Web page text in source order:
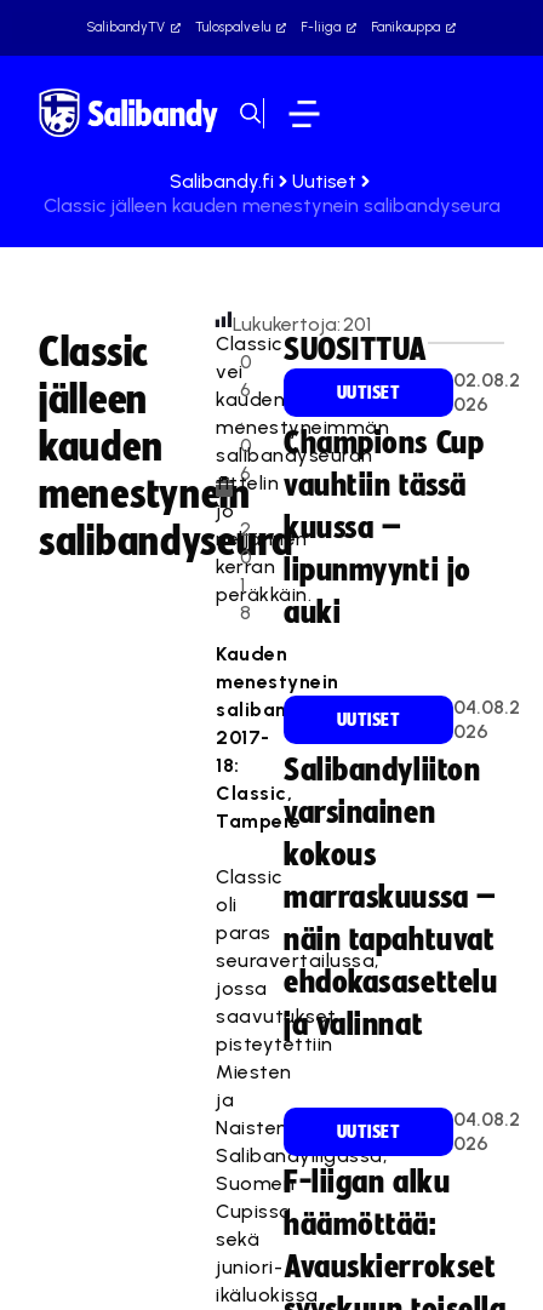
SalibandyTV Tulospalvelu F-liiga Fanikauppa
Salibandy.fi
Uutiset
Classic jälleen kauden menestynein salibandyseura
Classic
jälleen
kauden
menestynein
salibandyseura
0
6
.
0
6
.
2
0
1
8
Lukukertoja:201
Classic
vei
kauden
menestyneimmän
salibandyseuran
tittelin
jo
neljännen
kerran
peräkkäin.
Kauden
menestynein
salibandyseura
2017-
18:
Classic,
Tampere
Classic
oli
paras
seuravertailussa,
jossa
saavutukset
pisteytettiin
Miesten
ja
Naisten
Salibandyliigassa,
Suomen
Cupissa
sekä
juniori-
ikäluokissa
SUOSITTUA
UUTISET
02.08.2
026
Champions Cup
vauhtiin tässä
kuussa –
lipunmyynti jo
auki
UUTISET
04.08.2
026
Salibandyliiton
varsinainen
kokous
marraskuussa –
näin tapahtuvat
ehdokasasettelu
ja valinnat
UUTISET
04.08.2
026
F-liigan alku
häämöttää:
Avauskierrokset